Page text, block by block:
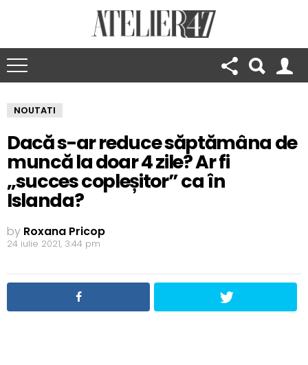
NOUTATI
Dacă s-ar reduce săptămâna de
muncă la doar 4 zile? Ar fi
„succes copleșitor” ca în
Islanda?
by Roxana Pricop
24 iulie 2021, 3:44 pm